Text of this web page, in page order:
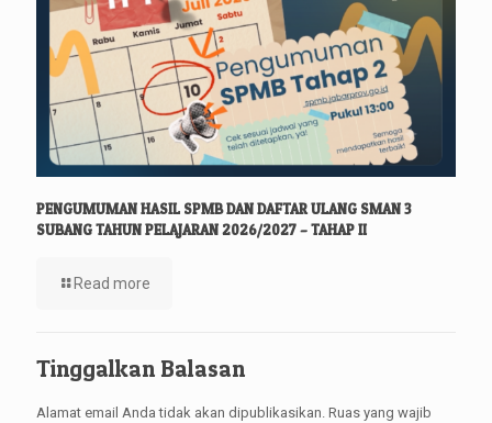
PENGUMUMAN HASIL SPMB DAN DAFTAR ULANG SMAN 3
SUBANG TAHUN PELAJARAN 2026/2027 – TAHAP II
Read more
Tinggalkan Balasan
Alamat email Anda tidak akan dipublikasikan. Ruas yang wajib